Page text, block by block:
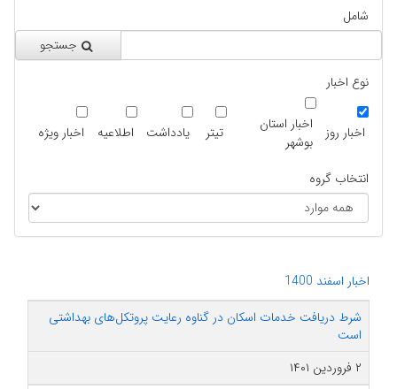
شامل
جستجو
نوع اخبار
اخبار روز
اخبار استان
بوشهر
تیتر یادداشت اطلاعیه اخبار ویژه
انتخاب گروه
اخبار اسفند 1400
شرط دریافت خدمات اسکان در گناوه رعایت پروتکل‌های بهداشتی
است
۲ فروردین ۱۴۰۱